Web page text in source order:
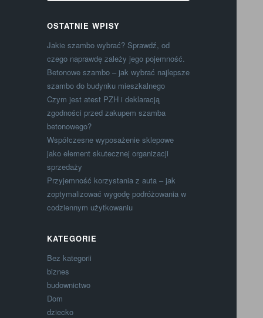
OSTATNIE WPISY
Jakie szambo wybrać? Sprawdź, od
czego naprawdę zależy jego pojemność.
Betonowe szambo – jak wybrać najlepsze
szambo do budynku mieszkalnego
Czym jest atest PZH i deklaracją
zgodności przed zakupem szamba
betonowego?
Współczesne wyposażenie sklepowe
jako element skutecznej organizacji
sprzedaży
Przyjemność korzystania z auta – jak
zoptymalizować wygodę podróżowania w
codziennym użytkowaniu
KATEGORIE
Bez kategorii
biznes
budownictwo
Dom
dziecko